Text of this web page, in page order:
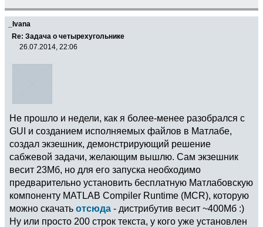
_Ivana
Re: Задача о четырехугольнике
26.07.2014, 22:06
Не прошло и недели, как я более-менее разобрался с
GUI и созданием исполняемых файлов в Матлабе,
создал экзешник, демонстрирующий решение
сабжевой задачи, желающим вышлю. Сам экзешник
весит 23Мб, но для его запуска необходимо
предварительно установить бесплатную Матлабовскую
компоненту MATLAB Compiler Runtime (MCR), которую
можно скачать отсюда - дистрибутив весит ~400Мб :)
Ну или просто 200 строк текста, у кого уже установлен